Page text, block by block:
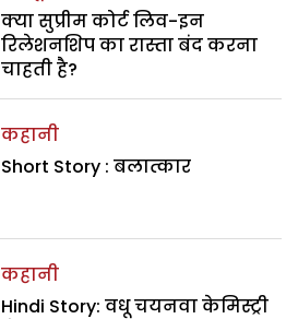
क्या सुप्रीम कोर्ट लिव-इन
रिलेशनशिप का रास्ता बंद करना
चाहती है?
कहानी
Short Story : बलात्कार
कहानी
Hindi Story: वधू चयनवा केमिस्ट्री